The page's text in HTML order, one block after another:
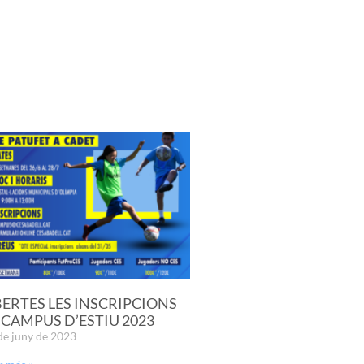
LES INSCRIPCIONS
D’ESTIU 2023
juny de 2023